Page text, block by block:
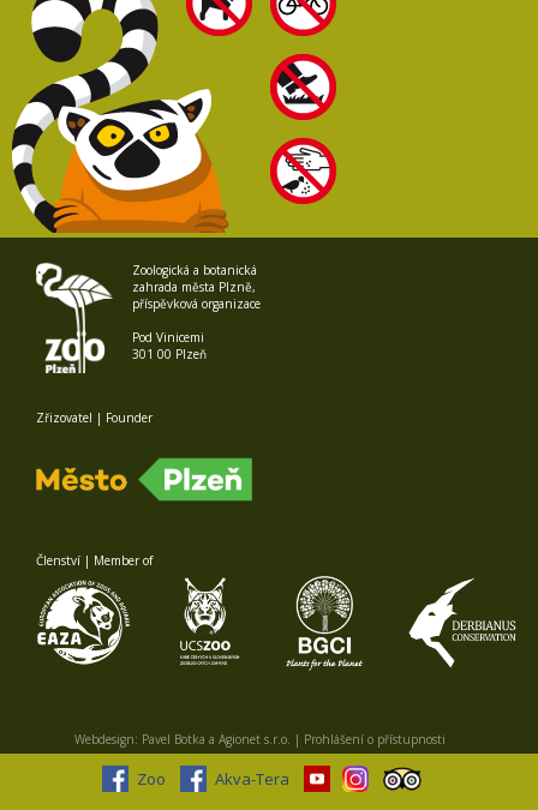
Zoologická a botanická
zahrada města Plzně,
příspěvková organizace
Pod Vinicemi
301 00 Plzeň
Zřizovatel | Founder
Členství | Member of
Webdesign: Pavel Botka a Agionet s.r.o. | Prohlášení o přístupnosti
Zoo Akva-Tera